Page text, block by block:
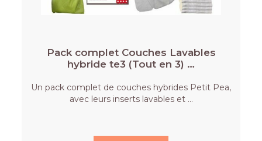
Pack complet Couches Lavables
hybride te3 (Tout en 3) …
Un pack complet de couches hybrides Petit Pea,
avec leurs inserts lavables et …